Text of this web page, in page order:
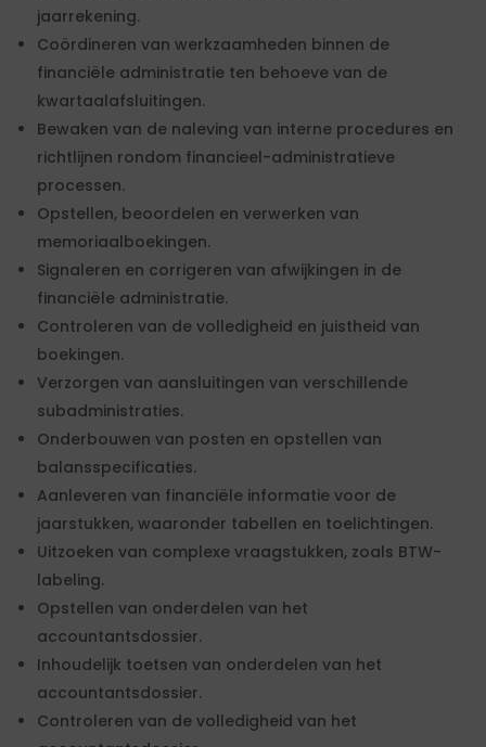
jaarrekening.
Coördineren van werkzaamheden binnen de
financiële administratie ten behoeve van de
kwartaalafsluitingen.
Bewaken van de naleving van interne procedures en
richtlijnen rondom financieel-administratieve
processen.
Opstellen, beoordelen en verwerken van
memoriaalboekingen.
Signaleren en corrigeren van afwijkingen in de
financiële administratie.
Controleren van de volledigheid en juistheid van
boekingen.
Verzorgen van aansluitingen van verschillende
subadministraties.
Onderbouwen van posten en opstellen van
balansspecificaties.
Aanleveren van financiële informatie voor de
jaarstukken, waaronder tabellen en toelichtingen.
Uitzoeken van complexe vraagstukken, zoals BTW-
labeling.
Opstellen van onderdelen van het
accountantsdossier.
Inhoudelijk toetsen van onderdelen van het
accountantsdossier.
Controleren van de volledigheid van het